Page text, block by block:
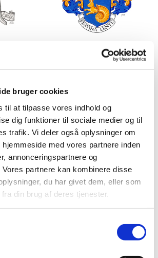
bruger cookies
til at tilpasse vores indhold og
dig funktioner til sociale medier og til
trafik. Vi deler også oplysninger om
med vores partnere inden
annonceringspartnere og
partnere kan kombinere disse
du har givet dem, eller som
din brug af deres tjenester.